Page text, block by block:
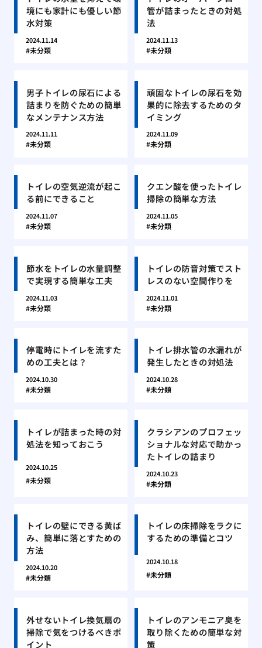
境にも家計にも優しい節
水対策
2024.11.14
未分類
管が詰まったときの対処
法
2024.11.13
未分類
男子トイレの尿石による
詰まりを防ぐための簡単
なメンテナンス方法
2024.11.11
未分類
頑固なトイレの尿石を効
果的に除去するためのタ
イミング
2024.11.09
未分類
トイレの空気逆流が起こ
る前にできること
2024.11.07
未分類
クエン酸を使ったトイレ
掃除の簡単な方法
2024.11.05
未分類
節水をトイレの水量調整
で実現する簡単な工夫
2024.11.03
未分類
トイレの防音対策でスト
レスのない空間作りを
2024.11.01
未分類
停電時にトイレを流すた
めの工夫とは？
2024.10.30
未分類
トイレ排水管の水漏れが
発生したときの対処法
2024.10.28
未分類
トイレが詰まった時の対
処法を知っておこう
2024.10.25
未分類
クラシアンのプロフェッ
ショナルな対応で助かっ
たトイレの詰まり
2024.10.23
未分類
トイレの壁にできる黄ば
み、簡単に落とすための
方法
2024.10.20
未分類
トイレの床掃除をラクに
するための準備とコツ
2024.10.18
未分類
外せないトイレ換気扇の
掃除で気をつけるべきポ
イント
トイレのアンモニア臭を
取り除くための簡単な対
策